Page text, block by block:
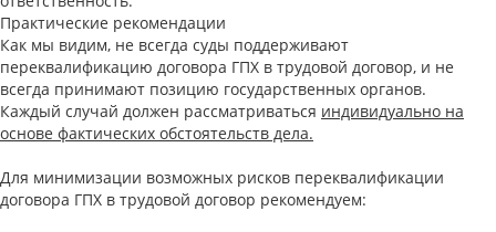
Практические рекомендации
Как мы видим, не всегда суды поддерживают
переквалификацию договора ГПХ в трудовой договор, и не
всегда принимают позицию государственных органов.
Каждый случай должен рассматриваться индивидуально на
основе фактических обстоятельств дела.
Для минимизации возможных рисков переквалификации
договора ГПХ в трудовой договор рекомендуем: